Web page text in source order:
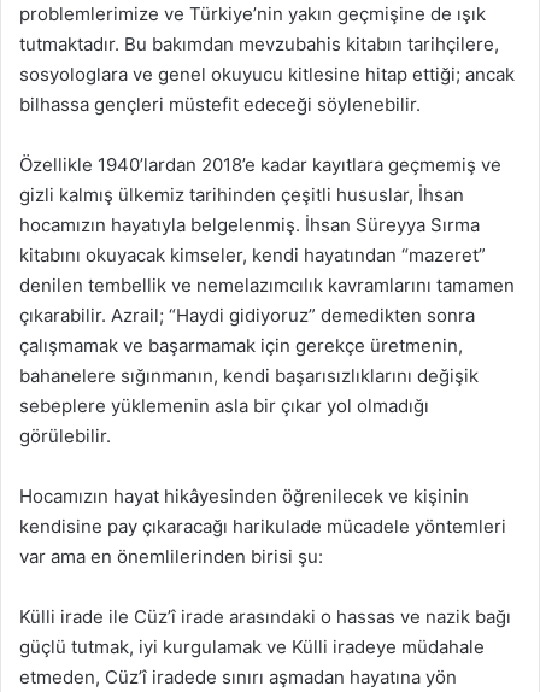
problemlerimize ve Türkiye’nin yakın geçmişine de ışık
tutmaktadır. Bu bakımdan mevzubahis kitabın tarihçilere,
sosyologlara ve genel okuyucu kitlesine hitap ettiği; ancak
bilhassa gençleri müstefit edeceği söylenebilir.
Özellikle 1940’lardan 2018’e kadar kayıtlara geçmemiş ve
gizli kalmış ülkemiz tarihinden çeşitli hususlar, İhsan
hocamızın hayatıyla belgelenmiş. İhsan Süreyya Sırma
kitabını okuyacak kimseler, kendi hayatından “mazeret”
denilen tembellik ve nemelazımcılık kavramlarını tamamen
çıkarabilir. Azrail; “Haydi gidiyoruz” demedikten sonra
çalışmamak ve başarmamak için gerekçe üretmenin,
bahanelere sığınmanın, kendi başarısızlıklarını değişik
sebeplere yüklemenin asla bir çıkar yol olmadığı
görülebilir.
Hocamızın hayat hikâyesinden öğrenilecek ve kişinin
kendisine pay çıkaracağı harikulade mücadele yöntemleri
var ama en önemlilerinden birisi şu:
Külli irade ile Cüz’î irade arasındaki o hassas ve nazik bağı
güçlü tutmak, iyi kurgulamak ve Külli iradeye müdahale
etmeden, Cüz’î iradede sınırı aşmadan hayatına yön